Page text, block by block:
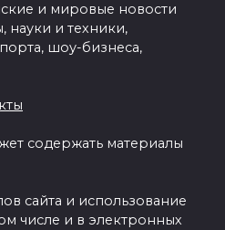
и мировые новости
науки и техники,
шоу-бизнеса,
содержать материалы
сайта и использование
числе и в электронных